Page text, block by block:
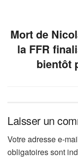
Mort de
la FFR
bientôt
Laisser un
Votre adresse e-
obligatoires sont